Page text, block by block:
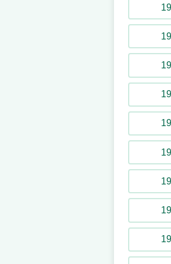
2003
Berg-
1931 – 1965
Berg-
1918 – 1922